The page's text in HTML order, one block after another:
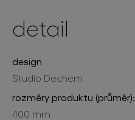
detail
design
Studio Dechem
rozměry produktu (průměr):
400 mm